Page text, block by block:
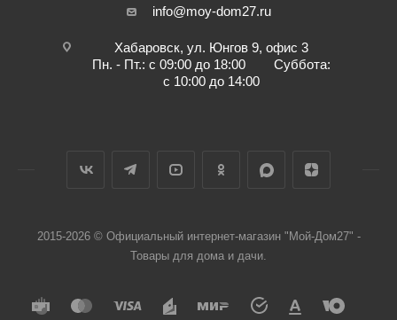
info@moy-dom27.ru
Хабаровск, ул. Юнгов 9, офис 3
Пн. - Пт.: с 09:00 до 18:00 Суббота:
с 10:00 до 14:00
2015-2026 © Официальный интернет-магазин "Мой-Дом27" -
Товары для дома и дачи.